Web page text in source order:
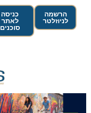
הרשמה
לניוזלטר
כניסה
לאתר
סוכנים